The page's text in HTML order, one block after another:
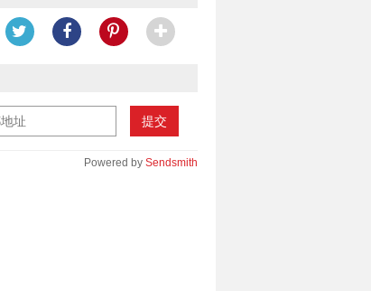
提交
Powered by Sendsmith